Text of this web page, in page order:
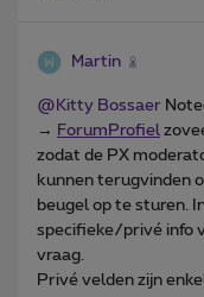
Martin
@Kitty Bossaer
→ ForumProfiel
zodat de PX
kunnen terugvinden
beugel op te sturen.
specifieke/privé info
vraag.
Privé velden zijn